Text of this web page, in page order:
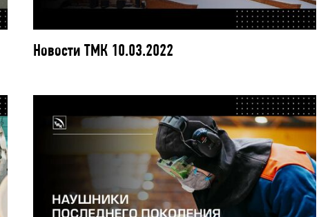
Новости ТМК 10.03.2022